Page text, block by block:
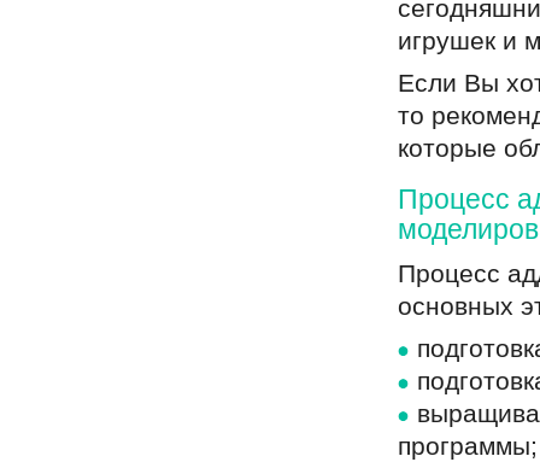
игрушек и
Если Вы
то
которые
Процесс
Процесс
основных
программы;